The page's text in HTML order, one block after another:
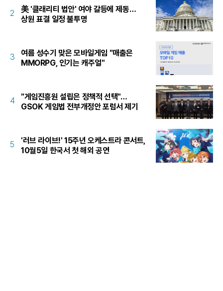
2
美 '클래리티 법안' 여야 갈등에 제동…
상원 표결 일정 불투명
3
여름 성수기 맞은 모바일게임 "매출은
MMORPG, 인기는 캐주얼"
4
"게임진흥원 설립은 정책적 선택"…
GSOK 게임법 전부개정안 포럼서 제기
5
'러브 라이브!' 15주년 오케스트라 콘서트,
10월5일 한국서 첫 해외 공연